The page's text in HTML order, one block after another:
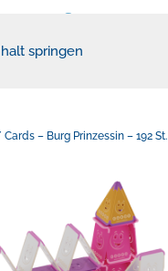
springen
– Burg Prinzessin – 192 St.